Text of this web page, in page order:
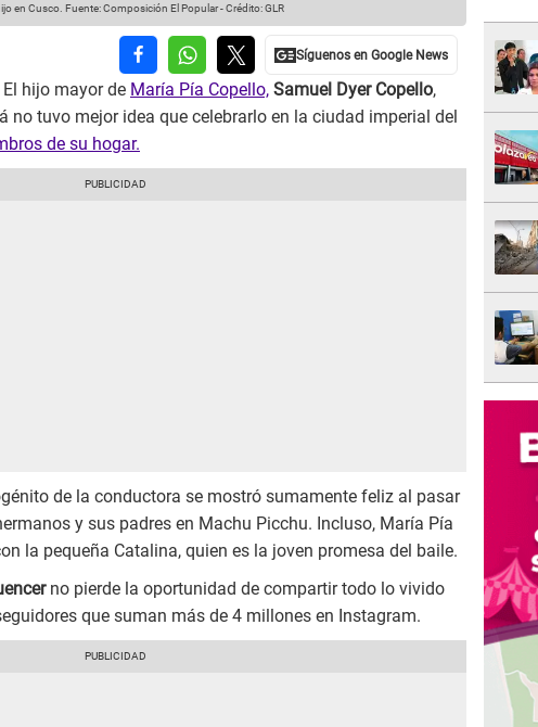
en Cusco. Fuente: Composición El Popular-Crédito: GLR
hijo mayor de María Pía Copello, Samuel Dyer Copello,
no tuvo mejor idea que celebrarlo en la ciudad imperial del
de su hogar.
de la conductora se mostró sumamente feliz al pasar
y sus padres en Machu Picchu. Incluso, María Pía
la pequeña Catalina, quien es la joven promesa del baile.
no pierde la oportunidad de compartir todo lo vivido
que suman más de 4 millones en Instagram.